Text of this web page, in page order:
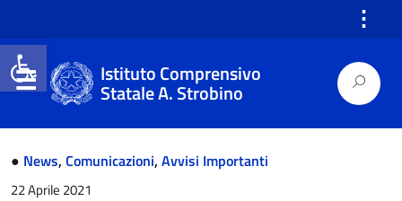
Open toolbar
⋮
Istituto Comprensivo
Statale A. Strobino
● News, Comunicazioni, Avvisi Importanti
22 Aprile 2021